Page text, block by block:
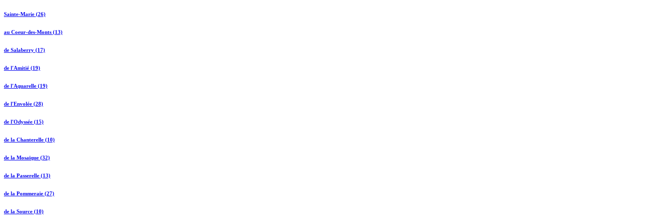
Sainte-Marie (26)
au Coeur-des-Monts (13)
de Salaberry (17)
de l'Amitié (19)
de l'Aquarelle (19)
de l'Envolée (28)
de l'Odyssée (15)
de la Chanterelle (10)
de la Mosaïque (32)
de la Passerelle (13)
de la Pommeraie (27)
de la Source (10)